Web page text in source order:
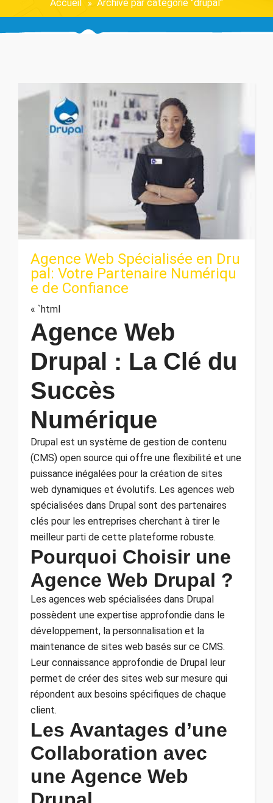
Accueil Archive par catégorie "drupal"
Agence Web Spécialisée en Dru
pal: Votre Partenaire Numériqu
e de Confiance
« `html
Agence Web
Drupal : La Clé du
Succès
Numérique
Drupal est un système de gestion de contenu
(CMS) open source qui offre une flexibilité et une
puissance inégalées pour la création de sites
web dynamiques et évolutifs. Les agences web
spécialisées dans Drupal sont des partenaires
clés pour les entreprises cherchant à tirer le
meilleur parti de cette plateforme robuste.
Pourquoi Choisir une
Agence Web Drupal ?
Les agences web spécialisées dans Drupal
possèdent une expertise approfondie dans le
développement, la personnalisation et la
maintenance de sites web basés sur ce CMS.
Leur connaissance approfondie de Drupal leur
permet de créer des sites web sur mesure qui
répondent aux besoins spécifiques de chaque
client.
Les Avantages d’une
Collaboration avec
une Agence Web